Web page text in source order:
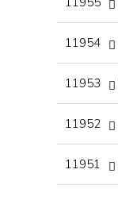
11954
11953
11952
11951